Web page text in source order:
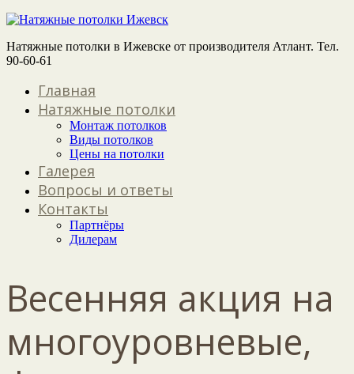
Натяжные потолки в Ижевске от производителя Атлант. Тел.
90-60-61
Главная
Натяжные потолки
Монтаж потолков
Виды потолков
Цены на потолки
Галерея
Вопросы и ответы
Контакты
Партнёры
Дилерам
Весенняя акция на
многоуровневые,